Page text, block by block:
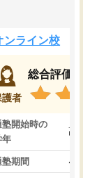
ンライン校
護者
総合評価
塾開始時の
年
高3
塾期間 4ヵ月